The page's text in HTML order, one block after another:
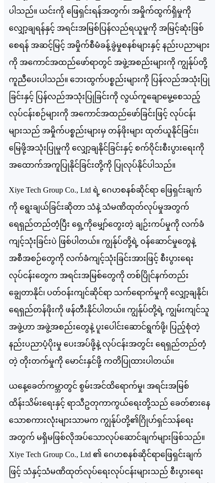
ပါသည်။ ယင်းကို ဖြေရှင်းရန်အတွက်၊ အမှိုက်ထွက်ရှိမှုကို
လျှော့ချရန်နှင့် အရင်းအမြစ်ပြန်လည်ရယူမှုကို အမြင့်ဆုံးဖြစ်
စေရန် အဆင့်မြင့် အမှိုက်စီမံခန့်ခွဲမှုစနစ်များနှင့် နည်းပညာများ
ကို အကောင်အထည်ဖော်ရာတွင် အဖွဲ့အစည်းများကို ကျွန်ုပ်တို့
ကူညီပေးပါသည်။ ဘေးထွက်ပစ္စည်းများကို ပြန်လည်အသုံးပြု
ခြင်းနှင့် ပြန်လည်အသုံးပြုခြင်းကို လွယ်ကူချောမွေ့စေသည့်
လုပ်ငန်းစဉ်များကို အကောင်အထည်ဖော်ခြင်းဖြင့် လုပ်ငန်း
များသည် အမှိုက်ပစ္စည်းများမှ တန်ဖိုးများ ထုတ်ယူနိုင်ခြင်း၊
မြေဖို့အသုံးပြုမှုကို လျှော့ချနိုင်ခြင်းနှင့် စက်ဝိုင်းစီးပွားရေးကို
အထောက်အကူပြုနိုင်ခြင်းတို့ကို ပြုလုပ်နိုင်ပါသည်။
Xiye Tech Group Co., Ltd ရဲ့ ဂေဟစနစ်ဆိုင်ရာ ဖြေရှင်းချက်
ကို ရွေးချယ်ခြင်းဆိုတာ သံနဲ့ သံမဏိထုတ်လုပ်မှုအတွက်
ရေရှည်တည်တံ့ပြီး ရှေ့ကိုမျှော်တွေးတဲ့ ချဉ်းကပ်မှုကို လက်ခံ
ကျင့်သုံးခြင်းပဲ ဖြစ်ပါတယ်။ ကျွန်ုပ်တို့ရဲ့ ဝန်ဆောင်မှုတွေနဲ့
အစီအစဉ်တွေကို လက်ခံကျင့်သုံးခြင်းအားဖြင့် စီးပွားရေး
လုပ်ငန်းတွေက အရင်းအမြစ်တွေကို တစ်ပြိုင်နက်တည်း
ချွေတာနိုင်၊ ပတ်ဝန်းကျင်ဆိုင်ရာ သက်ရောက်မှုကို လျှော့ချနိုင်၊
ရေရှည်တန်ဖိုးကို ဖန်တီးနိုင်ပါတယ်။ ကျွန်ုပ်တို့ရဲ့ ကျွမ်းကျင်သူ
အဖွဲ့ဟာ အဖွဲ့အစည်းတွေနဲ့ ပူးပေါင်းဆောင်ရွက်ဖို့၊ ပြည့်စုံတဲ့
နည်းပညာပံ့ပိုးမှု ပေးအပ်ဖို့နဲ့ လုပ်ငန်းအတွင်း ရေရှည်တည်တံ့
တဲ့ တိုးတက်မှုကို မောင်းနှင်ဖို့ ကတိပြုထားပါတယ်။
ယနေ့ခေတ်ကမ္ဘာတွင် စွမ်းအင်ထိရောက်မှု၊ အရင်းအမြစ်
ထိန်းသိမ်းရေးနှင့် ရာသီဥတုကာကွယ်ရေးတို့သည် ခေတ်စားနေ
သောစကားလုံးများသာမက ကျွန်ုပ်တို့၏ဂြိုဟ်ရှင်သန်ရေး
အတွက် မရှိမဖြစ်လိုအပ်သောလုပ်ဆောင်ချက်များဖြစ်သည်။
Xiye Tech Group Co., Ltd ၏ ဂေဟစနစ်ဆိုင်ရာဖြေရှင်းချက်
ဖြင့် သံနှင့်သံမဏိထုတ်လုပ်ရေးလုပ်ငန်းများသည် စီးပွားရေး